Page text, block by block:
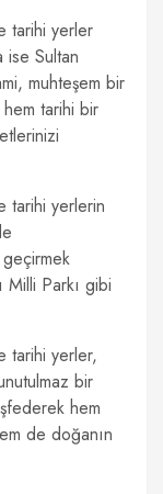
tarihi yerler
ise Sultan
muhteşem bir
tarihi bir
tarihi yerlerin
Parkı gibi
tarihi yerler,
bir
hem
de doğanın